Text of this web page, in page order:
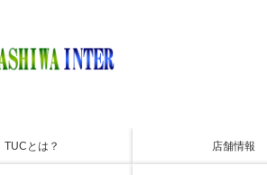
TUCとは？ 店舗情報